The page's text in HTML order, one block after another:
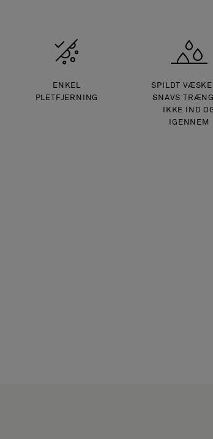
ENKEL
PLETFJERNING
SPILDT VÆSKE
SNAVS
IKKE IND
IGENNEM